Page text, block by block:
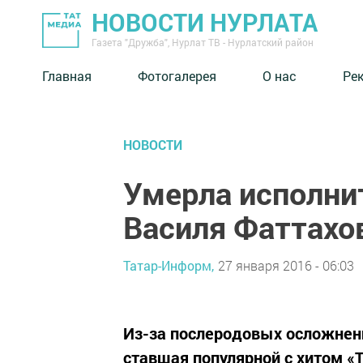
НОВОСТИ НУРЛАТА
Газета "Дружба", Нурлат ТВ - Нурлатский район
Главная Фотогалерея О нас
НОВОСТИ
Умерла
Василя
Татар-Информ, 27 января 2016 - 06:03
Из-за послеродовых
ставшая популярной с хитом